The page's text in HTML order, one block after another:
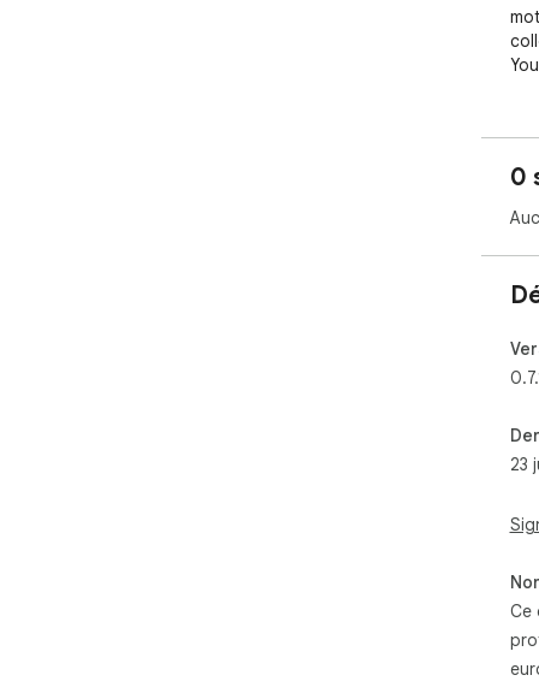
0
23
Ce